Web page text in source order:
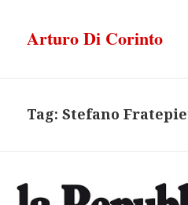
Arturo Di Corinto
Tag:Stefano